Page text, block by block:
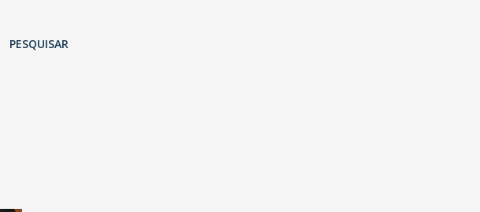
PESQUISAR